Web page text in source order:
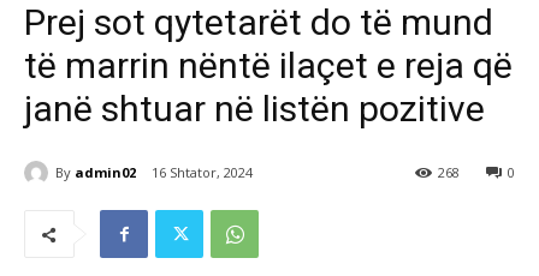
Prej sot qytetarët do të mund
të marrin nëntë ilaçet e reja që
janë shtuar në listën pozitive
By admin02 16 Shtator, 2024 0
268